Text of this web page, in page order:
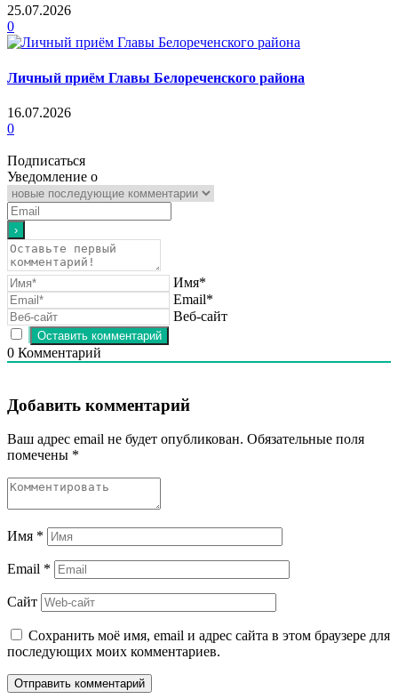
25.07.2026
0
Личный приём Главы Белореченского района
16.07.2026
0
Подписаться
Уведомление о
Имя*
Email*
Веб-сайт
0 Комментарий
Добавить комментарий
Ваш адрес email не будет опубликован. Обязательные поля
помечены *
Имя *
Email *
Сайт
Сохранить моё имя, email и адрес сайта в этом браузере для
последующих моих комментариев.